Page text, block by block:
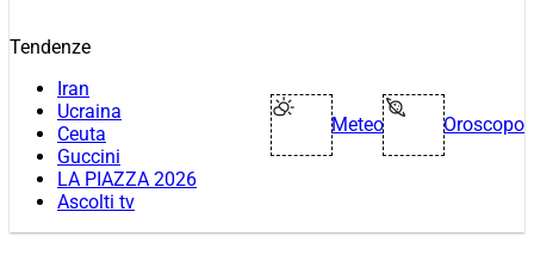
Tendenze
Iran
Ucraina
Ceuta
Guccini
LA PIAZZA 2026
Ascolti tv
Meteo Oroscopo